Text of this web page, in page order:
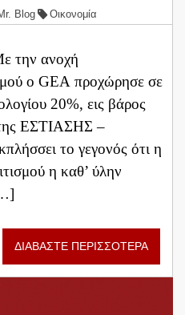
Blog Οικονομία
την ανοχή
ο GEA προχώρησε σε
20%, εις βάρος
ΕΣΤΙΑΣΗΣ –
το γεγονός ότι η
η καθ’ ύλην
ΔΙΑΒΑΣΤΕ ΠΕΡΙΣΣΟΤΕΡΑ